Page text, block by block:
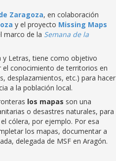
Zaragoza, en colaboración
y el proyecto Missing Maps
marco de la Semana de la
y Letras, tiene como objetivo
el conocimiento de territorios en
desplazamientos, etc.) para hacer
a la población local.
los mapas son una
o desastres naturales, para
cólera, por ejemplo. Por esa
los mapas, documentar a
delegada de MSF en Aragón.